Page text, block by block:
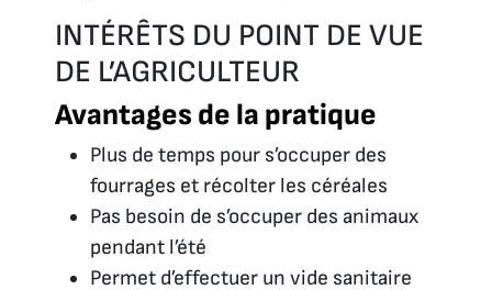
INTÉRÊTS DU POINT DE VUE
DE L’AGRICULTEUR
Avantages de la pratique
Plus de temps pour s’occuper des
fourrages et récolter les céréales
Pas besoin de s’occuper des animaux
pendant l’été
Permet d’effectuer un vide sanitaire